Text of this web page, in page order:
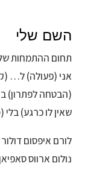
השם שלי
תחום ההתמחות
אני (פעולה) ל…
(הבטחה לפתרון)
שאין לו כרגע)
לורם איפסום
נולום ארווס